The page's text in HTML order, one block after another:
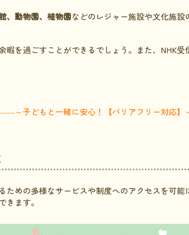
、動物園、植物園などのレジャー施設や文化施設
を過ごすことができるでしょう。また、NHK
～子どもと一緒に安心！【バリアフリー対応】
めの多様なサービスや制度へのアクセスを可
ます。